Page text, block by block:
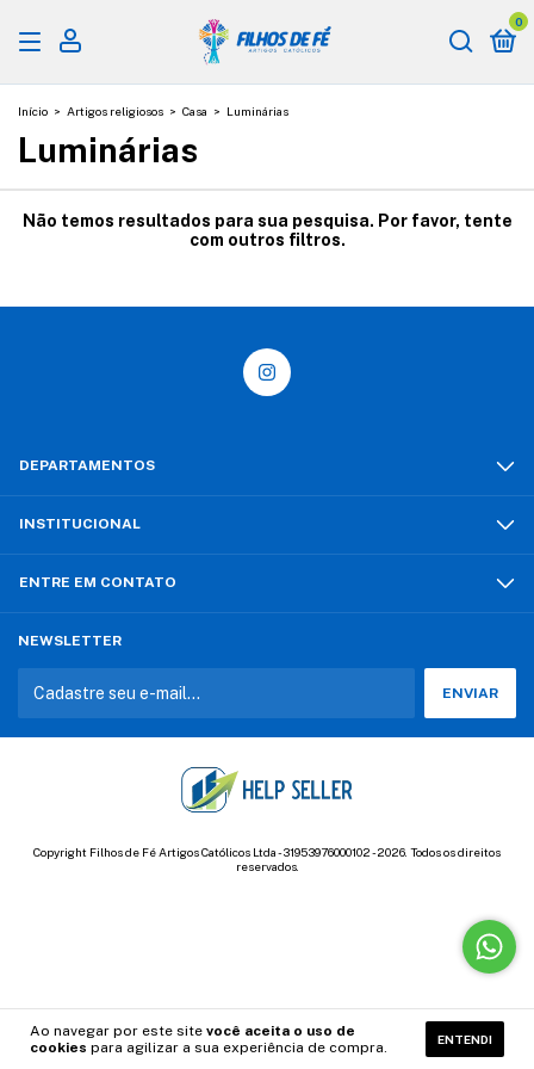
0
Ao navegar por este site você aceita o uso de
cookies para agilizar a sua experiência de compra. ENTENDI
Início > Artigos religiosos > Casa > Luminárias
Luminárias
Não temos resultados para sua pesquisa. Por favor, tente
com outros filtros.
DEPARTAMENTOS
INSTITUCIONAL
ENTRE EM CONTATO
NEWSLETTER
Copyright Filhos de Fé Artigos Católicos Ltda - 31953976000102 - 2026. Todos os direitos
reservados.